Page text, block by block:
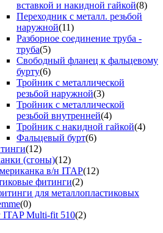
вставкой и накидной гайкой(8)
Переходник с металл. резьбой
наружной(11)
Разборное соединение труба -
труба(5)
Свободный фланец к фальцевому
бурту(6)
Тройник с металлической
резьбой наружной(3)
Тройник с металлической
резьбой внутренней(4)
Тройник с накидной гайкой(4)
Фальцевый бурт(6)
(12)
(сгоны)(12)
в/н ITAP(12)
фитинги(2)
для металлопластиковых
(0)
Multi-fit 510(2)